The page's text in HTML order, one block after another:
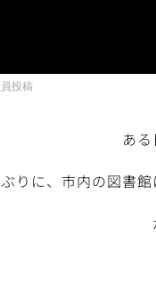
投稿
あ
りに、市内の図書館